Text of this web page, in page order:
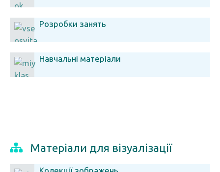
Розробки занять
Навчальні матеріали
Матеріали для візуалізації